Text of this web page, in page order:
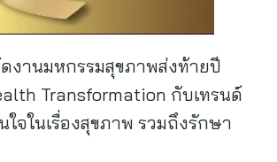
งานมหกรรมสุขภาพส่งท้ายปี
Transformation กับเทรนด์
จในเรื่องสุขภาพ รวมถึงรักษา